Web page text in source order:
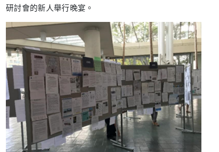
研討會的新人舉行晚宴。